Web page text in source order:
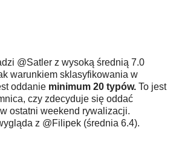
@Satler z wysoką średnią 7.0
warunkiem sklasyfikowania w
oddanie minimum 20 typów. To jest
czy zdecyduje się oddać
ostatni weekend rywalizacji.
z @Filipek (średnia 6.4).